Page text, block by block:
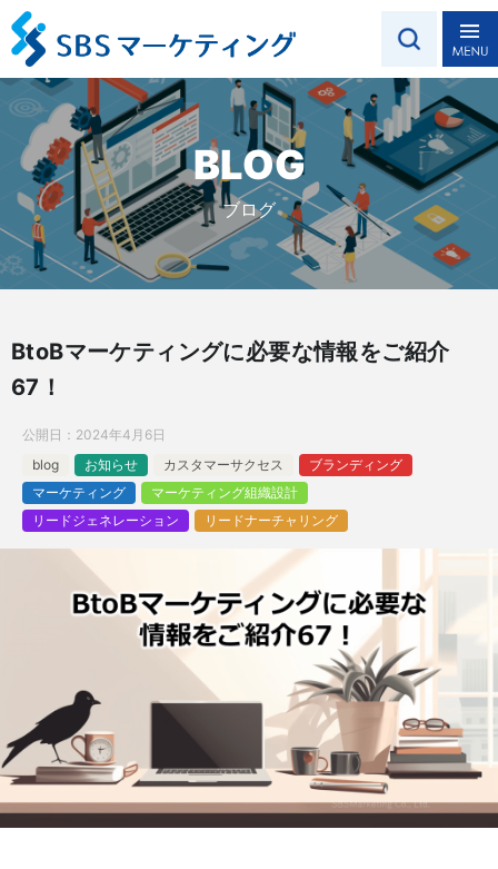
BLOG
ブログ
BtoBマーケティングに必要な情報をご紹介
67！
公開日： 2024年4月6日
blog
お知らせ カスタマーサクセス
ブランディング
マーケティング
マーケティング組織設計
リードジェネレーション
リードナーチャリング